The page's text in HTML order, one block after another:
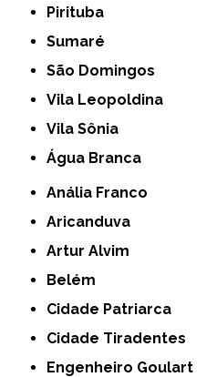
Pirituba
Sumaré
São Domingos
Vila Leopoldina
Vila Sônia
Água Branca
Anália Franco
Aricanduva
Artur Alvim
Belém
Cidade Patriarca
Cidade Tiradentes
Engenheiro Goulart